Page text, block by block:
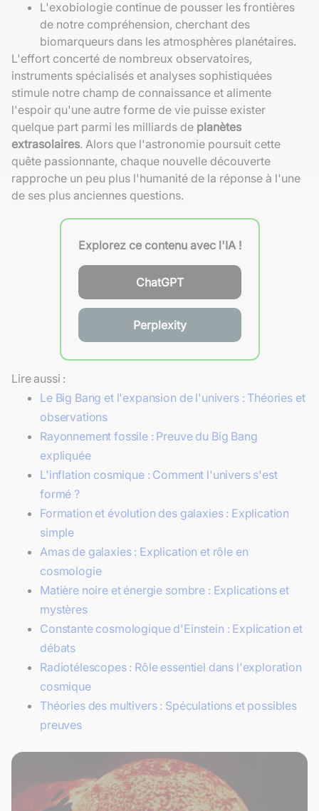
L'exobiologie continue de pousser les frontières
de notre compréhension, cherchant des
biomarqueurs dans les atmosphères planétaires.
L'effort concerté de nombreux observatoires,
instruments spécialisés et analyses sophistiquées
stimule notre champ de connaissance et alimente
l'espoir qu'une autre forme de vie puisse exister
quelque part parmi les milliards de planètes
extrasolaires. Alors que l'astronomie poursuit cette
quête passionnante, chaque nouvelle découverte
rapproche un peu plus l'humanité de la réponse à l'une
de ses plus anciennes questions.
Explorez ce contenu avec l'IA !
ChatGPT
Perplexity
Lire aussi :
Le Big Bang et l'expansion de l'univers : Théories et
observations
Rayonnement fossile : Preuve du Big Bang
expliquée
L'inflation cosmique : Comment l'univers s'est
formé ?
Formation et évolution des galaxies : Explication
simple
Amas de galaxies : Explication et rôle en
cosmologie
Matière noire et énergie sombre : Explications et
mystères
Constante cosmologique d'Einstein : Explication et
débats
Radiotélescopes : Rôle essentiel dans l'exploration
cosmique
Théories des multivers : Spéculations et possibles
preuves